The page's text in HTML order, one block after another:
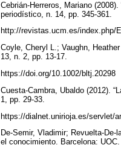
Cebrián-Herreros, Mariano
periodístico, n. 14, pp. 345-361.
http://revistas.ucm.es/index.php/
Coyle, Cheryl L.; Vaughn,
13, n. 2, pp. 13-17.
https://doi.org/10.1002/bltj.20298
Cuesta-Cambra, Ubaldo (2012).
1, pp. 29-33.
https://dialnet.unirioja.es/servlet/
De-Semir, Vladimir; Revuelta-
el conocimiento. Barcelona: